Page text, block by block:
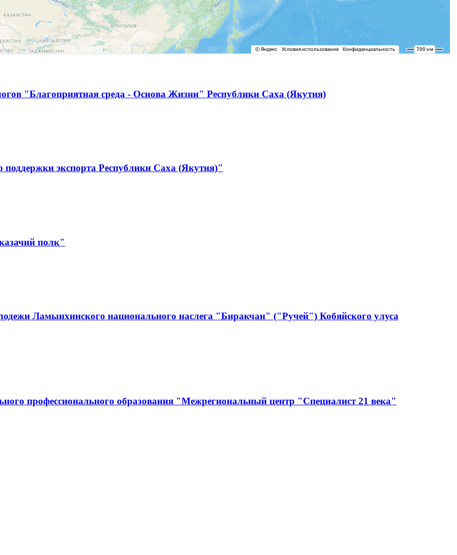
"Благоприятная среда - Основа Жизни" Республики Саха (Якутия)
экспорта Республики Саха (Якутия)"
полк"
Ламынхинского национального наслега "Биракчан" ("Ручей") Кобяйского улуса
профессионального образования "Межрегиональный центр "Специалист 21 века"